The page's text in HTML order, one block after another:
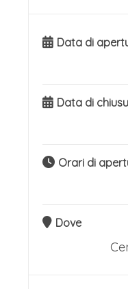
Data di
Data di
Orari di
Dove